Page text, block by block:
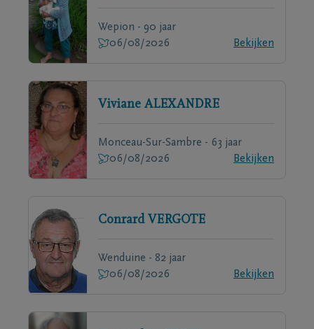
Wepion - 90 jaar
06/08/2026
Bekijken
Viviane ALEXANDRE
Monceau-Sur-Sambre - 63 jaar
06/08/2026
Bekijken
Conrard VERGOTE
Wenduine - 82 jaar
06/08/2026
Bekijken